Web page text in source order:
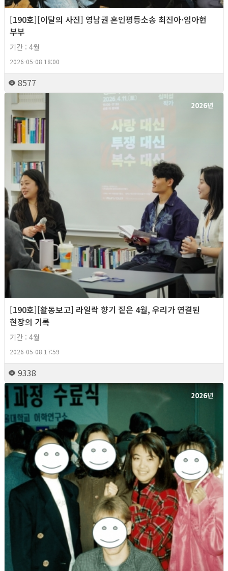
[190호][이달의 사진] 영남권 혼인평등소송 최진아·임아현
부부
기간 : 4월
2026-05-08 18:00
8577
2026년
[190호][활동보고] 라일락 향기 짙은 4월, 우리가 연결된
현장의 기록
기간 : 4월
2026-05-08 17:59
9338
2026년